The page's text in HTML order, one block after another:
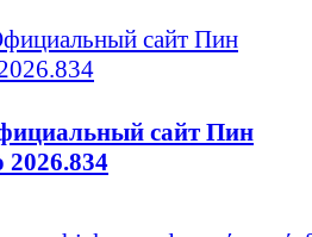
сайт Пин
2026.834